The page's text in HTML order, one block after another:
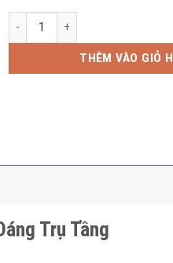
Đèn Lồng Tre Dáng Trụ Tầng số
THÊM VÀO GIỎ
Trụ Tầng